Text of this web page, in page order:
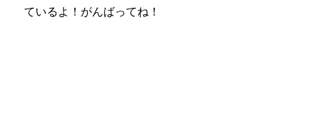
ているよ！がんばってね！